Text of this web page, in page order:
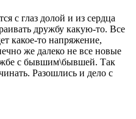
с глаз долой и из сердца
дружбу какую-то. Все
какое-то напряжение,
же далеко не все новые
с бывшим\бывшей. Так
Разошлись и дело с